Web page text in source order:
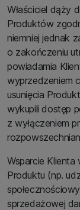
Właściciel dąży
Produktów
niemniej jednak
o zakończeniu
powiadamia
wyprzedzeniem
usunięcia
wykupili dostęp
z wyłączeniem
Wsparcie
Produktu (np.
sprzedażowej